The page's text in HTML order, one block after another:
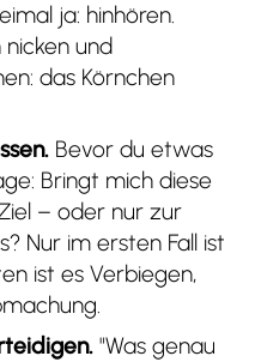
ja: hinhören.
nicken und
das Körnchen
Bevor du etwas
Bringt mich diese
– oder nur zur
Nur im ersten Fall ist
ist es Verbiegen,
"Was genau